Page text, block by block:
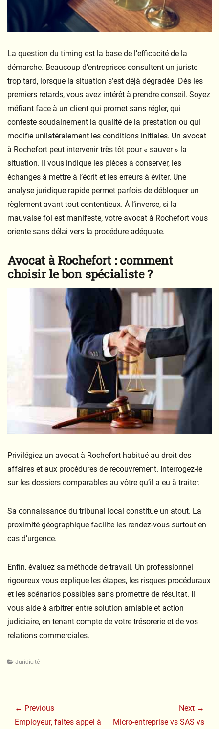
La question du timing est la base de l’efficacité de la
démarche. Beaucoup d’entreprises consultent un juriste
trop tard, lorsque la situation s’est déjà dégradée. Dès les
premiers retards, vous avez intérêt à prendre conseil. Soyez
méfiant face à un client qui promet sans régler, qui
conteste soudainement la qualité de la prestation ou qui
modifie unilatéralement les conditions initiales. Un avocat
à Rochefort peut intervenir très tôt pour « sauver » la
situation. Il vous indique les pièces à conserver, les
échanges à mettre à l’écrit et les erreurs à éviter. Une
analyse juridique rapide permet parfois de débloquer un
règlement avant tout contentieux. À l’inverse, si la
mauvaise foi est manifeste, votre avocat à Rochefort vous
oriente sans délai vers la procédure adéquate.
Avocat à Rochefort : comment
choisir le bon spécialiste ?
Privilégiez un avocat à Rochefort habitué au droit des
affaires et aux procédures de recouvrement. Interrogez-le
sur les dossiers comparables au vôtre qu’il a eu à traiter.
Sa connaissance du tribunal local constitue un atout. La
proximité géographique facilite les rendez-vous surtout en
cas d’urgence.
Enfin, évaluez sa méthode de travail. Un professionnel
rigoureux vous explique les étapes, les risques procéduraux
et les scénarios possibles sans promettre de résultat. Il
vous aide à arbitrer entre solution amiable et action
judiciaire, en tenant compte de votre trésorerie et de vos
relations commerciales.
Categories
Juridicité
de
l’article
← Previous
Previous
Employeur, faites appel à
Next →
Next
Micro-entreprise vs SAS vs